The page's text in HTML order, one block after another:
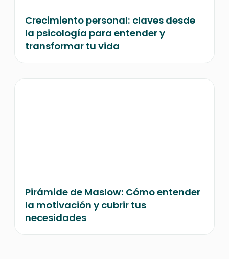
Crecimiento personal: claves desde
la psicología para entender y
transformar tu vida
Pirámide de Maslow: Cómo entender
la motivación y cubrir tus
necesidades